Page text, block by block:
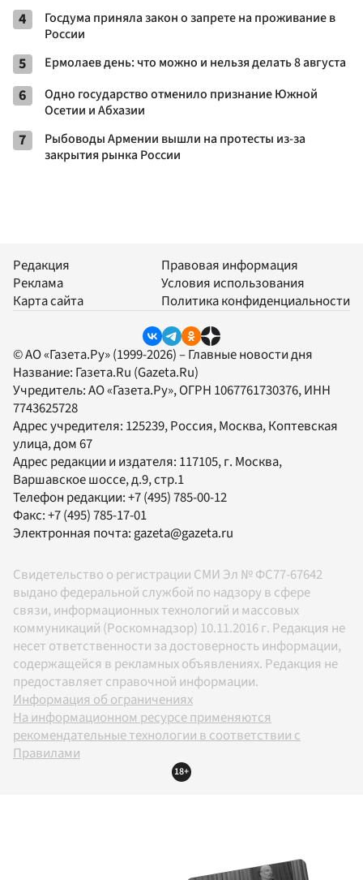
4
Госдума приняла закон о запрете на проживание в
России
5 Ермолаев день: что можно и нельзя делать 8 августа
6
Одно государство отменило признание Южной
Осетии и Абхазии
7
Рыбоводы Армении вышли на протесты из-за
закрытия рынка России
Редакция
Реклама
Карта сайта
Правовая информация
Условия использования
Политика конфиденциальности
© АО «Газета.Ру» (1999-2026) – Главные новости дня
Название: Газета.Ru (Gazeta.Ru)
Учредитель:АО «Газета.Ру», ОГРН 1067761730376, ИНН
7743625728
Адрес учредителя: 125239, Россия, Москва, Коптевская
улица, дом 67
Адрес редакции и издателя: 117105, г. Москва,
Варшавское шоссе, д.9, стр.1
Телефон редакции:+7 (495) 785-00-12
Факс:+7 (495) 785-17-01
Электронная почта: gazeta@gazeta.ru
Свидетельство о регистрации СМИ Эл № ФС77-67642
выдано федеральной службой по надзору в сфере
связи, информационных технологий и массовых
коммуникаций (Роскомнадзор) 10.11.2016 г. Редакция не
несет ответственности за достоверность информации,
содержащейся в рекламных объявлениях. Редакция не
предоставляет справочной информации.
Информация об ограничениях
На информационном ресурсе применяются
рекомендательные технологии в соответствии с
Правилами
18+